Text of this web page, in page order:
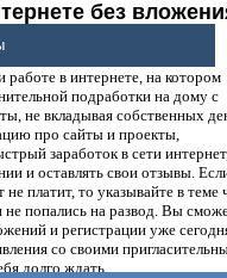
без
в интернете, на котором
подработки на дому с
не вкладывая собственных
про сайты и проекты,
заработок в сети
и оставлять свои отзывы.
платит, то указывайте в теме
не попались на развод. Вы
и регистрации уже
со своими
долго ждать.